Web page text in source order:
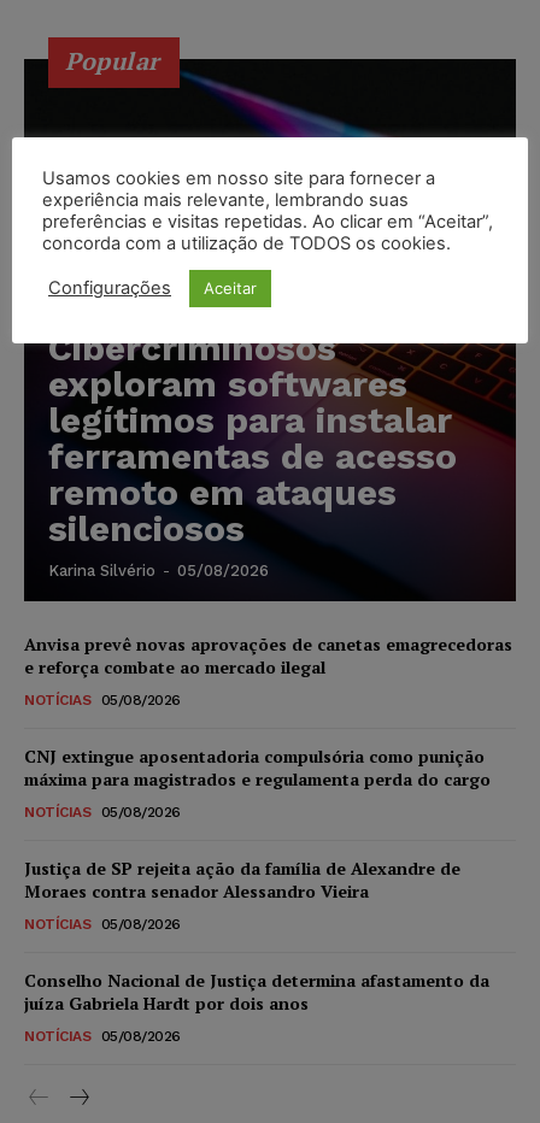
Popular
Cibercriminosos
exploram softwares
legítimos para instalar
ferramentas de acesso
remoto em ataques
silenciosos
Karina Silvério - 05/08/2026
Anvisa prevê novas aprovações de canetas emagrecedoras
e reforça combate ao mercado ilegal
NOTÍCIAS 05/08/2026
CNJ extingue aposentadoria compulsória como punição
máxima para magistrados e regulamenta perda do cargo
NOTÍCIAS 05/08/2026
Justiça de SP rejeita ação da família de Alexandre de
Moraes contra senador Alessandro Vieira
NOTÍCIAS 05/08/2026
Conselho Nacional de Justiça determina afastamento da
juíza Gabriela Hardt por dois anos
NOTÍCIAS 05/08/2026
Usamos cookies em nosso site para fornecer a
experiência mais relevante, lembrando suas
preferências e visitas repetidas. Ao clicar em “Aceitar”,
concorda com a utilização de TODOS os cookies.
Configurações Aceitar